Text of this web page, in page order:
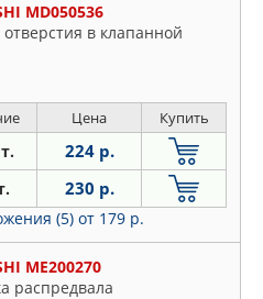
MD050536
в клапанной
Цена Купить
224 р.
230 р.
(5) от 179 р.
ME200270
распредвала